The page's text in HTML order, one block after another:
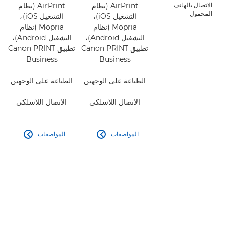
الاتصال بالهاتف
المحمول
AirPrint (نظام
التشغيل iOS)،
Mopria (نظام
التشغيل Android)،
تطبيق Canon PRINT
Business
الطباعة على الوجهين
الاتصال اللاسلكي
AirPrint (نظام
التشغيل iOS)،
Mopria (نظام
التشغيل Android)،
تطبيق Canon PRINT
Business
الطباعة على الوجهين
الاتصال اللاسلكي
المواصفات  المواصفات 